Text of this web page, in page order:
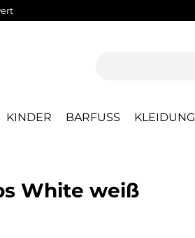
KINDER BARFUSS KLEIDUNG
White weiß